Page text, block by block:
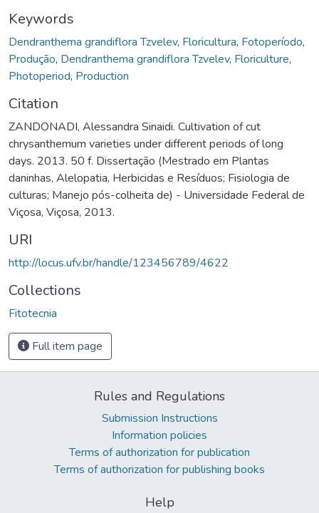
Keywords
Dendranthema grandiflora Tzvelev, Floricultura, Fotoperíodo,
Produção, Dendranthema grandiflora Tzvelev, Floriculture,
Photoperiod, Production
Citation
ZANDONADI, Alessandra Sinaidi. Cultivation of cut
chrysanthemum varieties under different periods of long
days. 2013. 50 f. Dissertação (Mestrado em Plantas
daninhas, Alelopatia, Herbicidas e Resíduos; Fisiologia de
culturas; Manejo pós-colheita de) - Universidade Federal de
Viçosa, Viçosa, 2013.
URI
http://locus.ufv.br/handle/123456789/4622
Collections
Fitotecnia
Full item page
Rules and Regulations
Submission Instructions
Information policies
Terms of authorization for publication
Terms of authorization for publishing books
Help